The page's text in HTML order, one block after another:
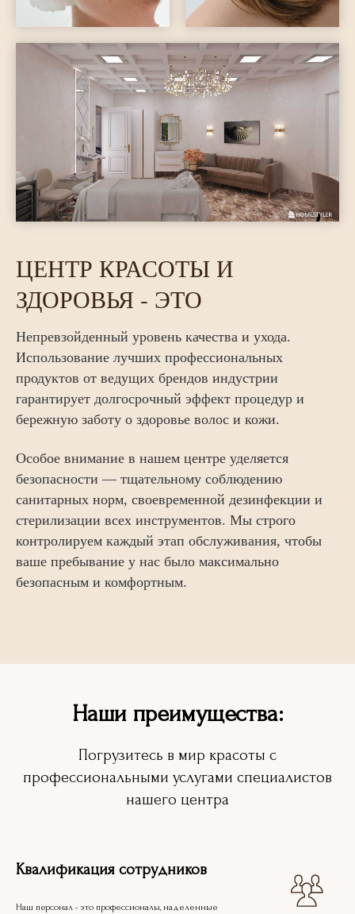
ЦЕНТР КРАСОТЫ И
ЗДОРОВЬЯ - ЭТО
Непревзойденный уровень качества и ухода.
Использование лучших профессиональных
продуктов от ведущих брендов индустрии
гарантирует долгосрочный эффект процедур и
бережную заботу о здоровье волос и кожи.
Особое внимание в нашем центре уделяется
безопасности — тщательному соблюдению
санитарных норм, своевременной дезинфекции и
стерилизации всех инструментов. Мы строго
контролируем каждый этап обслуживания, чтобы
ваше пребывание у нас было максимально
безопасным и комфортным.
Наши преимущества:
Погрузитесь в мир красоты с
профессиональными услугами специалистов
нашего центра
Квалификация сотрудников
Наш персонал - это профессионалы, наделенные